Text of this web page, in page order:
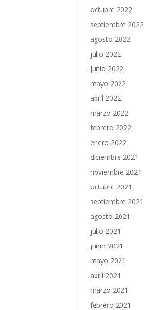
octubre 2022
septiembre 2022
agosto 2022
julio 2022
junio 2022
mayo 2022
abril 2022
marzo 2022
febrero 2022
enero 2022
diciembre 2021
noviembre 2021
octubre 2021
septiembre 2021
agosto 2021
julio 2021
junio 2021
mayo 2021
abril 2021
marzo 2021
febrero 2021